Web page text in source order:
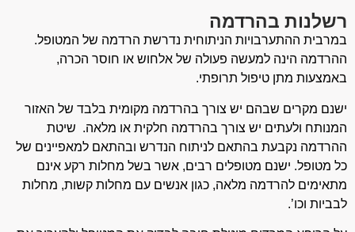
רשלנות בהרדמה
במרבית ההתערבויות הניתוחית נדרשת הרדמה של המטופל.
ההרדמה הינה למעשה פעולה של אלחוש או חוסר הכרה,
באמצעות מתן טיפול תרופתי.
ישנם מקרים שבהם יש צורך בהרדמה מקומית בלבד של האזור
המנותח ולעתים יש צורך בהרדמה חלקית או מלאה. שיטת
ההרדמה נקבעת בהתאם לניתוח הנדרש ובהתאם למאפיינים של
כל מטופל. ישנם מטופלים רבים, אשר בשל מחלות רקע אינם
מתאימים להרדמה מלאה, כגון אנשים עם מחלות קשות, מחלות
לבביות וכו’.